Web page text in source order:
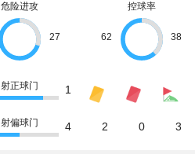
危险进攻
27
控球率
62 38
射正球门 1
射偏球门 4 2 0 3